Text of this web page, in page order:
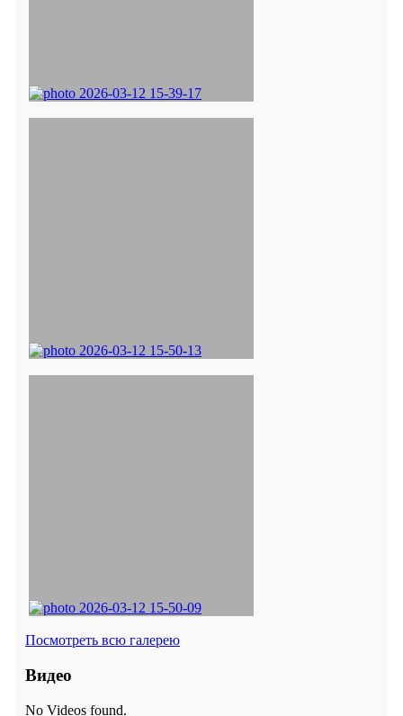
Посмотреть всю галерею
Видео
No Videos found.